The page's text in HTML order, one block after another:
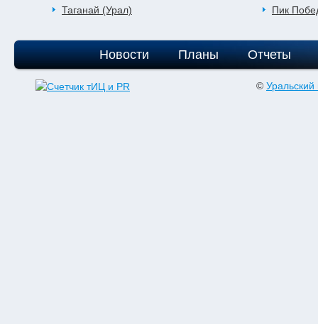
Таганай (Урал)
Пик
Новости Планы Отчеты
© Уральский